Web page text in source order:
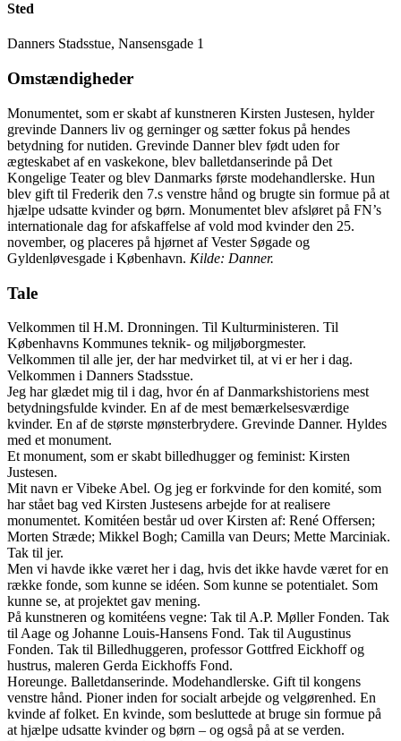
Sted
Danners Stadsstue, Nansensgade 1
Omstændigheder
Monumentet, som er skabt af kunstneren Kirsten Justesen, hylder
grevinde Danners liv og gerninger og sætter fokus på hendes
betydning for nutiden. Grevinde Danner blev født uden for
ægteskabet af en vaskekone, blev balletdanserinde på Det
Kongelige Teater og blev Danmarks første modehandlerske. Hun
blev gift til Frederik den 7.s venstre hånd og brugte sin formue på at
hjælpe udsatte kvinder og børn. Monumentet blev afsløret på FN’s
internationale dag for afskaffelse af vold mod kvinder den 25.
november, og placeres på hjørnet af Vester Søgade og
Gyldenløvesgade i København. Kilde: Danner.
Tale
Velkommen til H.M. Dronningen. Til Kulturministeren. Til
Københavns Kommunes teknik- og miljøborgmester.
Velkommen til alle jer, der har medvirket til, at vi er her i dag.
Velkommen i Danners Stadsstue.
Jeg har glædet mig til i dag, hvor én af Danmarkshistoriens mest
betydningsfulde kvinder. En af de mest bemærkelsesværdige
kvinder. En af de største mønsterbrydere. Grevinde Danner. Hyldes
med et monument.
Et monument, som er skabt billedhugger og feminist: Kirsten
Justesen.
Mit navn er Vibeke Abel. Og jeg er forkvinde for den komité, som
har stået bag ved Kirsten Justesens arbejde for at realisere
monumentet. Komitéen består ud over Kirsten af: René Offersen;
Morten Stræde; Mikkel Bogh; Camilla van Deurs; Mette Marciniak.
Tak til jer.
Men vi havde ikke været her i dag, hvis det ikke havde været for en
række fonde, som kunne se idéen. Som kunne se potentialet. Som
kunne se, at projektet gav mening.
På kunstneren og komitéens vegne: Tak til A.P. Møller Fonden. Tak
til Aage og Johanne Louis-Hansens Fond. Tak til Augustinus
Fonden. Tak til Billedhuggeren, professor Gottfred Eickhoff og
hustrus, maleren Gerda Eickhoffs Fond.
Horeunge. Balletdanserinde. Modehandlerske. Gift til kongens
venstre hånd. Pioner inden for socialt arbejde og velgørenhed. En
kvinde af folket. En kvinde, som besluttede at bruge sin formue på
at hjælpe udsatte kvinder og børn – og også på at se verden.